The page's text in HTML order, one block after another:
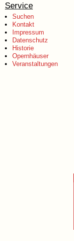
Service
Suchen
Kontakt
Impressum
Datenschutz
Historie
Opernhäuser
Veranstaltungen